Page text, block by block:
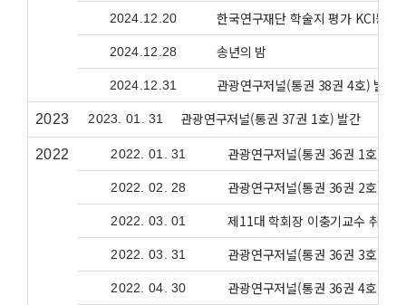
2024.12.20 한국연구재단 학술지 평가 KCI등재
2024.12.28 송년의 밤
2024.12.31 관광연구저널(통권 38권 4호) 발간
2023 2023. 01. 31 관광연구저널(통권 37권 1호) 발간
2022 2022. 01. 31 관광연구저널(통권 36권 1호) 발
2022. 02. 28 관광연구저널(통권 36권 2호) 발
2022. 03. 01 제11대 학회장 이충기교수 취임(
2022. 03. 31 관광연구저널(통권 36권 3호) 발
2022. 04. 30 관광연구저널(통권 36권 4호) 발